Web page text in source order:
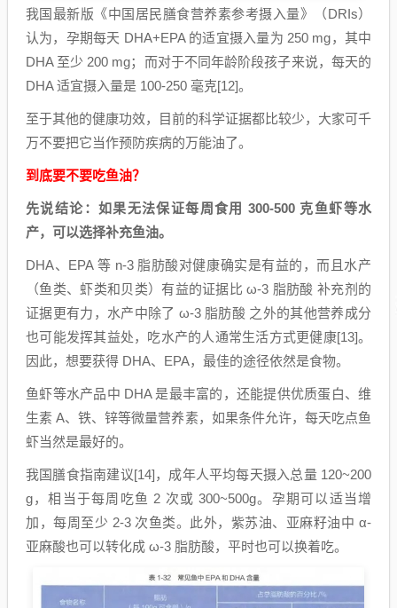
我国最新版《中国居民膳食营养素参考摄入量》（DRIs）
认为，孕期每天 DHA+EPA 的适宜摄入量为 250 mg，其中
DHA 至少 200 mg；而对于不同年龄阶段孩子来说，每天的
DHA 适宜摄入量是 100-250 毫克[12]。
至于其他的健康功效，目前的科学证据都比较少，大家可千
万不要把它当作预防疾病的万能油了。
到底要不要吃鱼油？
先说结论：如果无法保证每周食用 300-500 克鱼虾等水
产，可以选择补充鱼油。
DHA、EPA 等 n-3 脂肪酸对健康确实是有益的，而且水产
（鱼类、虾类和贝类）有益的证据比 ω-3 脂肪酸 补充剂的
证据更有力，水产中除了 ω-3 脂肪酸 之外的其他营养成分
也可能发挥其益处，吃水产的人通常生活方式更健康[13]。
因此，想要获得 DHA、EPA，最佳的途径依然是食物。
鱼虾等水产品中 DHA 是最丰富的，还能提供优质蛋白、维
生素 A、铁、锌等微量营养素，如果条件允许，每天吃点鱼
虾当然是最好的。
我国膳食指南建议[14]，成年人平均每天摄入总量 120~200
g，相当于每周吃鱼 2 次或 300~500g。孕期可以适当增
加，每周至少 2-3 次鱼类。此外，紫苏油、亚麻籽油中 α-
亚麻酸也可以转化成 ω-3 脂肪酸，平时也可以换着吃。